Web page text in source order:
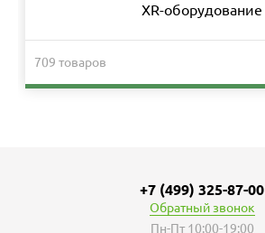
XR-оборудование
709 товаров
+7 (499) 325-87-00
Обратный звонок
Пн-Пт 10:00-19:00